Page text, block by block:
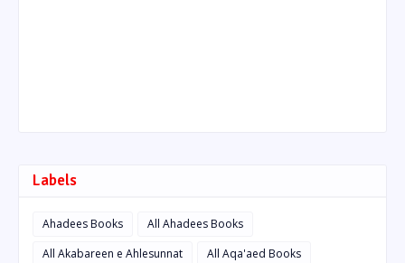
Labels
Ahadees Books
All Ahadees Books
All Akabareen e Ahlesunnat
All Aqa'aed Books